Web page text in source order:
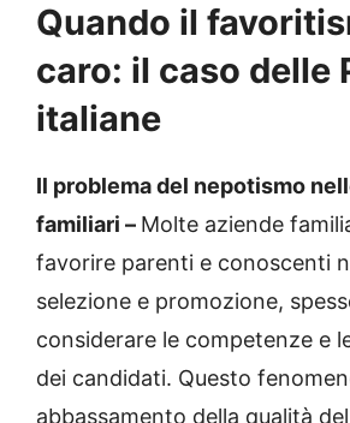
Quando il
caro: il caso delle
italiane
Il problema del nepotismo
familiari – Molte aziende
favorire parenti e conoscenti
selezione e promozione,
considerare le competenze e
dei candidati. Questo
abbassamento della qualità